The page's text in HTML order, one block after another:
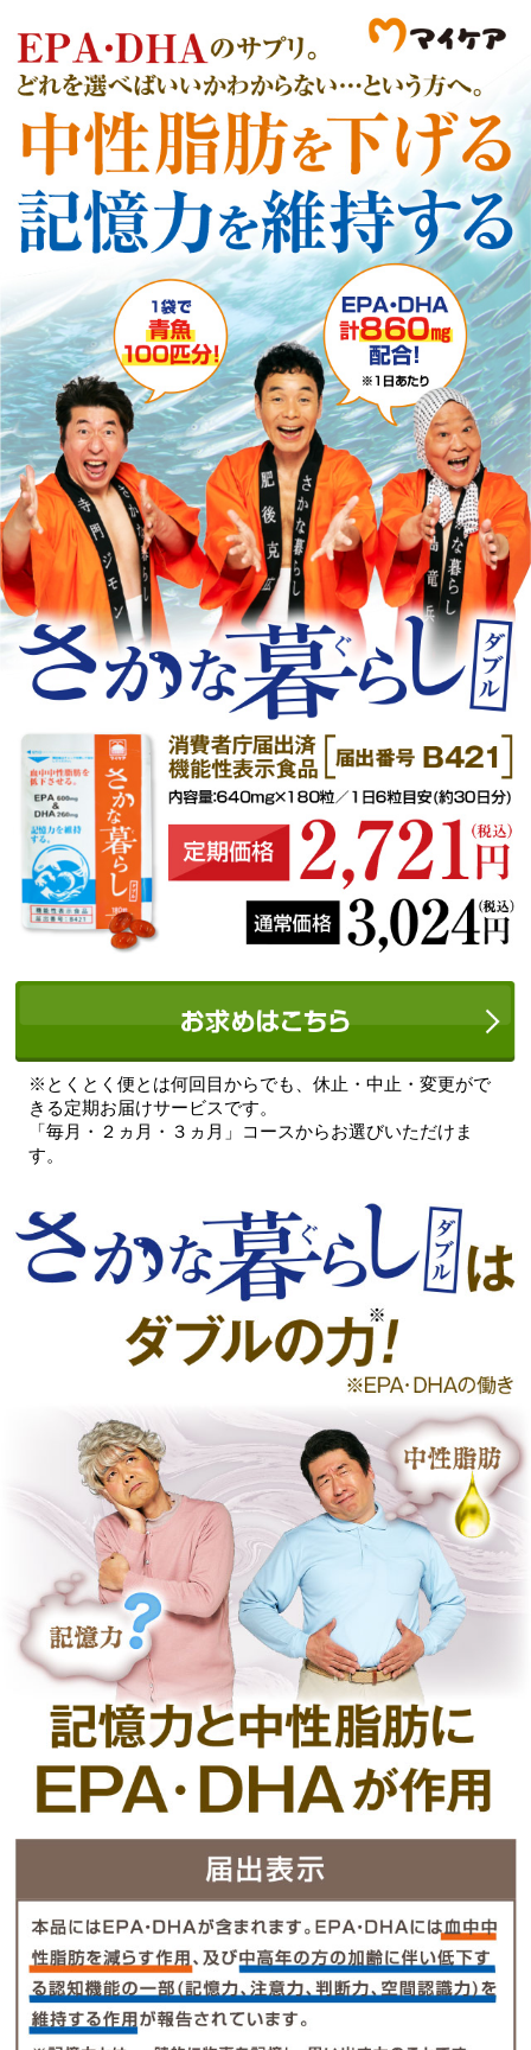
※とくとく便とは何回目からでも、休止・中止・変更がで
きる定期お届けサービスです。
「毎月・２ヵ月・３ヵ月」コースからお選びいただけま
す。